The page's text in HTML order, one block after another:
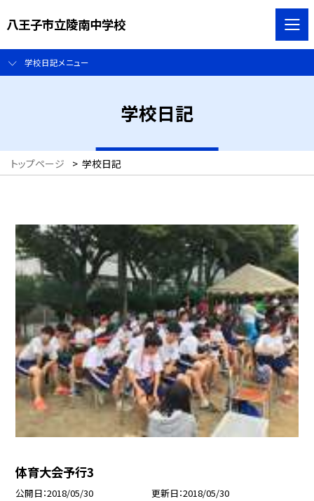
八王子市立陵南中学校
学校日記メニュー
学校日記
トップページ > 学校日記
体育大会予行3
公開日 2018/05/30 更新日 2018/05/30